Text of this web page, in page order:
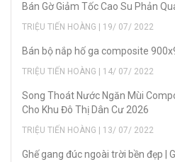
Bán Gờ Giảm Tốc Cao Su Phản
TRIỆU TIẾN HOÀNG | 19/ 07/ 2022
Bán bộ nắp hố ga composite
TRIỆU TIẾN HOÀNG | 14/ 07/ 2022
Song Thoát Nước Ngăn Mùi
Cho Khu Đô Thị Dân Cư 2026
TRIỆU TIẾN HOÀNG | 13/ 07/ 2022
Ghế gang đúc ngoài trời bền đẹp |